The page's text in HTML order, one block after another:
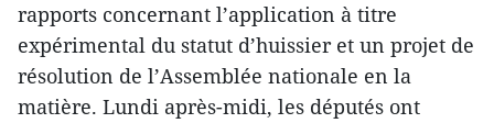
rapports concernant l’application à titre
expérimental du statut d’huissier et un projet de
résolution de l’Assemblée nationale en la
matière. Lundi après-midi, les députés ont